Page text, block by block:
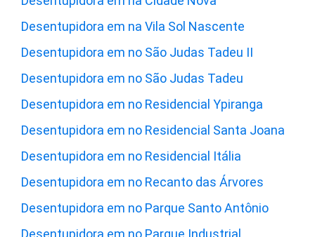
Desentupidora em na Vila Sol Nascente
Desentupidora em no São Judas Tadeu II
Desentupidora em no São Judas Tadeu
Desentupidora em no Residencial Ypiranga
Desentupidora em no Residencial Santa Joana
Desentupidora em no Residencial Itália
Desentupidora em no Recanto das Árvores
Desentupidora em no Parque Santo Antônio
Desentupidora em no Parque Industrial